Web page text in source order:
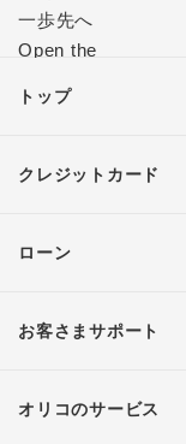
トップ
クレジットカード
ローン
お客さまサポート
オリコのサービス